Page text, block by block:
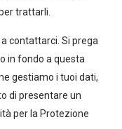
trattarli.
contattarci. Si prega
in fondo a questa
gestiamo i tuoi dati,
di presentare un
per la Protezione